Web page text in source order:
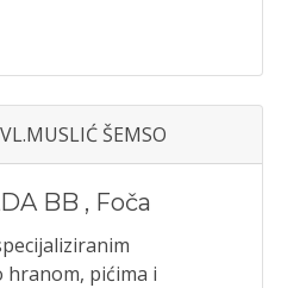
ŠEMSO
BB , Foča
hranom, pićima i